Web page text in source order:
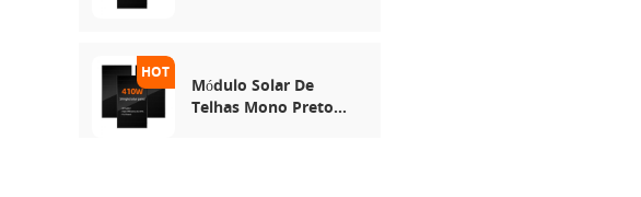
Módulo Solar De
Telhas Mono Preto